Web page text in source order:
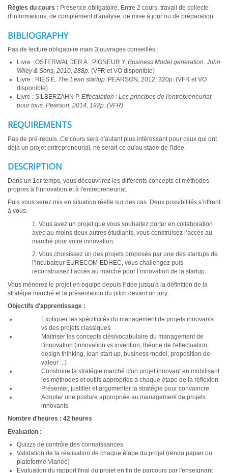
Règles du cours : Présence obligatoire. Entre 2 cours, travail de collecte
d'informations, de complément d'analyse, de mise à jour ou de préparation
BIBLIOGRAPHY
Pas de lecture obligatoire mais 3 ouvrages conseillés :
Livre : OSTERWALDER A., PIGNEUR Y. Business Model generation. John
Wiley & Sons, 2010, 288p. (VFR et VO disponible)
Livre : RIES E. The Lean startup. PEARSON, 2012, 320p. (VFR et VO
disponible)
Livre : SILBERZAHN P. Effectuation : Les principes de l'entrepreneuriat
pour tous. Pearson, 2014, 192p. (VFR)
REQUIREMENTS
Pas de pré-requis. Ce cours sera d'autant plus intéressant pour ceux qui ont
déjà un projet entrepreneurial, ne serait-ce qu'au stade de l'idée.
DESCRIPTION
Dans un 1er temps, vous découvrirez les différents concepts et méthodes
propres à l'innovation et à l'entrepreneuriat.
Puis vous serez mis en situation réelle sur des cas. Deux possibilités s’offrent
à vous.
1. Vous avez un projet que vous souhaitez porter en collaboration
avec au moins deux autres étudiants, vous construisez l’accès au
marché pour votre innovation.
2. Vous choisissez un des projets proposés par une des startups de
l’incubateur EURECOM-EDHEC, vous challengez puis
reconstruisez l’accès au marché pour l’innovation de la startup.
Vous mènerez le projet en équipe depuis l'idée jusqu'à la définition de la
stratégie marché et la présentation du pitch devant un jury.
Objectifs d'apprentissage :
Expliquer les spécificités du management de projets innovants
vs des projets classiques
Maitriser les concepts clés/vocabulaire du management de
l'innovation (innovation vs invention, théorie de l'effectuation,
design thinking, lean start up, business model, proposition de
valeur ...)
Construire la stratégie marché d'un projet innovant en mobilisant
les méthodes et outils appropriés à chaque étape de la réflexion
Présenter, justifier et argumenter la stratégie pour convaincre
Adopter une posture appropriée au management de projets
innovants
Nombre d'heures : 42 heures
Evaluation :
Quizzs de contrôle des connaissances
Validation de la réalisation de chaque étape du projet (rendu papier ou
plateforme Vianeo)
Evaluation du rapport final du projet en fin de parcours par l'enseignant